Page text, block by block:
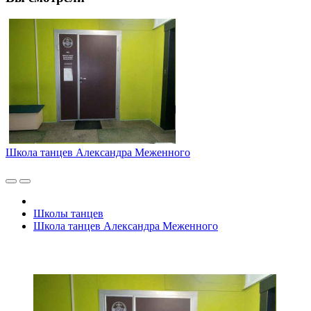
Школа танцев Александра Меженного
Школы танцев
Школа танцев Александра Меженного